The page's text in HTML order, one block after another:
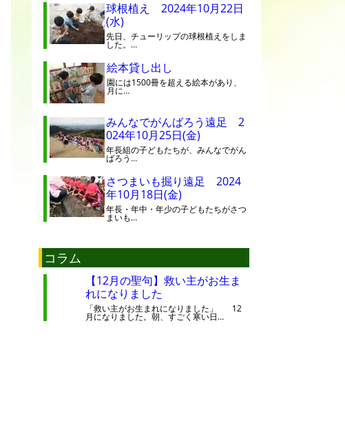
球根植え 2024年10月22日
(水)
先日、チューリップの球根植えをしま
した。…
絵本貸し出し
園には1500冊を超える絵本があり、
月に…
みんなでがんばろう遠足 2
024年10月25日(金)
年長組の子どもたちが、みんなでがん
ばろう…
さつまいも掘り遠足 2024
年10月18日(金)
年長・年中・年少の子どもたちがさつ
まいも…
コラム
【12月の聖句】救い主がお生ま
れになりました
「救い主がお生まれになりました」 12
月になりました。朝、すごく寒い日…